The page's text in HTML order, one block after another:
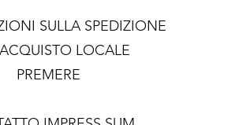
SULLA SPEDIZIONE
LOCALE
PREMERE